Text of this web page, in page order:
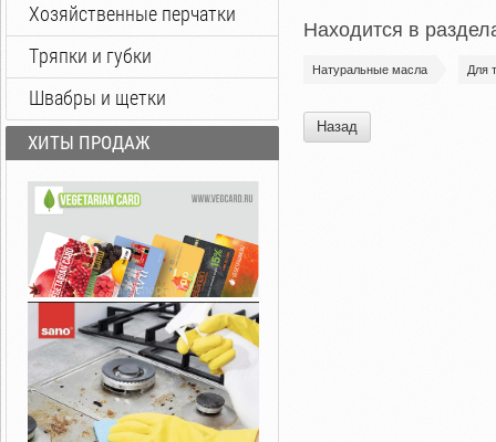
Хозяйственные перчатки
Тряпки и губки
Швабры и щетки
ХИТЫ ПРОДАЖ
Находится в
Натуральные масла Для
Назад